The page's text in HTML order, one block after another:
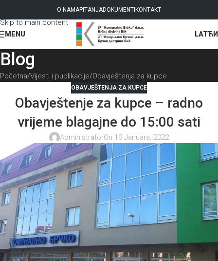
Skip to navigation
Skip to main content
O NAMAPITANJADOKUMENTI KONTAKT
MENU LAT
Blog
Početna Vijesti i publikacije Obavještenja za kupce
OBAVJEŠTENJA ZA KUPCE
Obavještenje za kupce – radno
vrijeme blagajne do 15:00 sati
AdministratorOn 19 Januara, 2022